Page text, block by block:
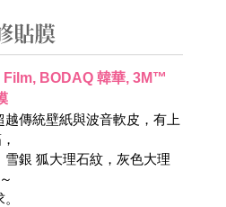
Film, BODAQ 韓華, 3M™